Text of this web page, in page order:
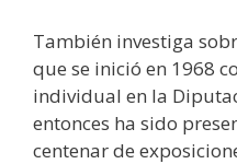
También investiga
que se inició en 1968
individual en la
entonces ha sido
centenar de